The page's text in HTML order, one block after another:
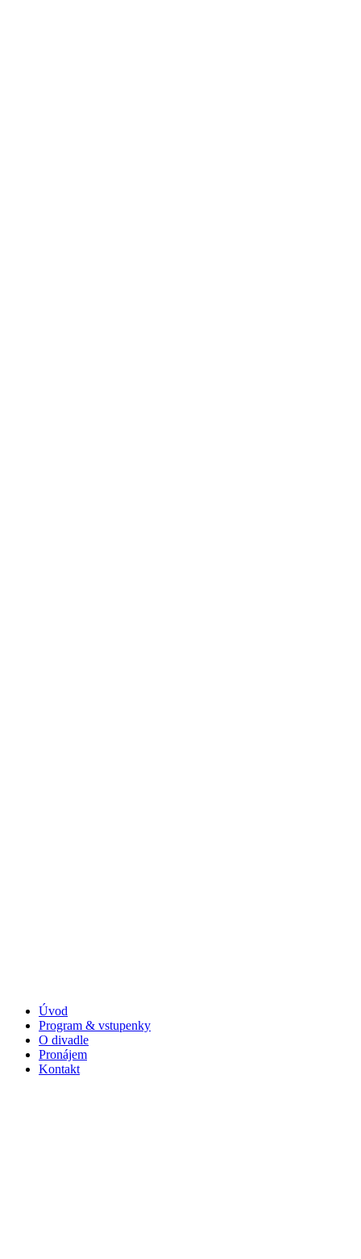
Úvod
Program & vstupenky
O divadle
Pronájem
Kontakt